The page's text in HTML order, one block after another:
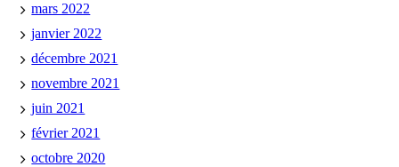
mars 2022
janvier 2022
décembre 2021
novembre 2021
juin 2021
février 2021
octobre 2020